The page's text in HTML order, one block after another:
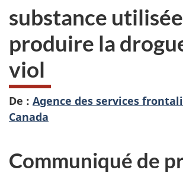
site
web,
substance
produire la
viol
De : Agence des services
Canada
Communiqué de